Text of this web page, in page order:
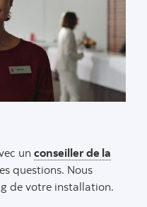
un conseiller de la
questions. Nous
de votre installation.